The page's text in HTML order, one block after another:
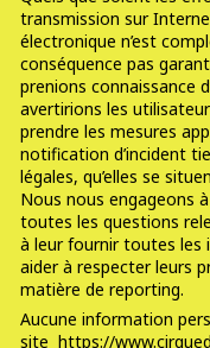
transmission sur
électronique n’est
conséquence pas
prenions connaissance
avertirions les
prendre les mesures
notification d’incident
légales, qu’elles se
Nous nous engageons
toutes les questions
à leur fournir toutes les
aider à respecter leurs
matière de reporting.
Aucune information
site https://